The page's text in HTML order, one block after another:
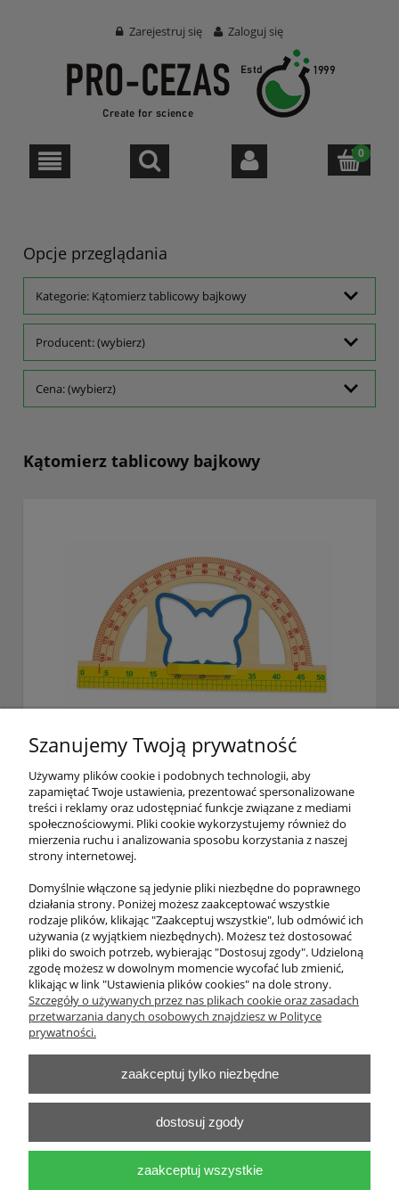
Zarejestruj się Zaloguj się
Opcje przeglądania
Kategorie: Kątomierz tablicowy bajkowy
Producent: (wybierz)
Cena: (wybierz)
Kątomierz tablicowy bajkowy
Kątomierz tablicowy bajkowy
172,20 zł
zawiera 23% VAT, bez kosztów dostawy
do koszyka
O nas
Pomoc
Moje konto
Zakład Pomocy Naukowych i Sprzętu laboratoryjnego "Pro-Cezas"
Szanujemy Twoją prywatność
Używamy plików cookie i podobnych technologii, aby
zapamiętać Twoje ustawienia, prezentować spersonalizowane
treści i reklamy oraz udostępniać funkcje związane z mediami
społecznościowymi. Pliki cookie wykorzystujemy również do
mierzenia ruchu i analizowania sposobu korzystania z naszej
strony internetowej.
Domyślnie włączone są jedynie pliki niezbędne do poprawnego
działania strony. Poniżej możesz zaakceptować wszystkie
rodzaje plików, klikając "Zaakceptuj wszystkie", lub odmówić ich
używania (z wyjątkiem niezbędnych). Możesz też dostosować
pliki do swoich potrzeb, wybierając "Dostosuj zgody". Udzieloną
zgodę możesz w dowolnym momencie wycofać lub zmienić,
klikając w link "Ustawienia plików cookies" na dole strony.
Szczegóły o używanych przez nas plikach cookie oraz zasadach
przetwarzania danych osobowych znajdziesz w Polityce
prywatności.
zaakceptuj tylko niezbędne
dostosuj zgody
zaakceptuj wszystkie